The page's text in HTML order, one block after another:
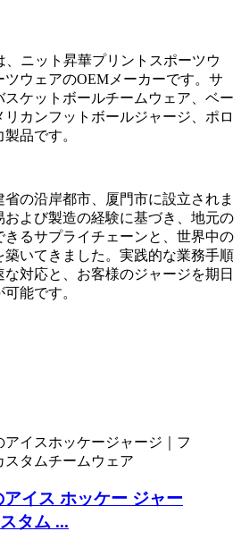
ニット昇華プリントスポーツウ
ツウェアのOEMメーカーです。サ
スケットボールチームウェア、ベー
カンフットボールジャージ、ポロ
品です。
省の沿岸都市、厦門市に設立されま
および製造の経験に基づき、地元の
るサプライチェーンと、世界中の
いてきました。実践的な業務手順
対応と、お客様のジャージを期日
能です。
イス ホッケー ジャー
タム ...